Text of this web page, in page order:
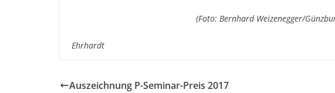
(Foto: Bernhard Weizenegger/
Ehrhardt
Auszeichnung P-Seminar-Preis 2017